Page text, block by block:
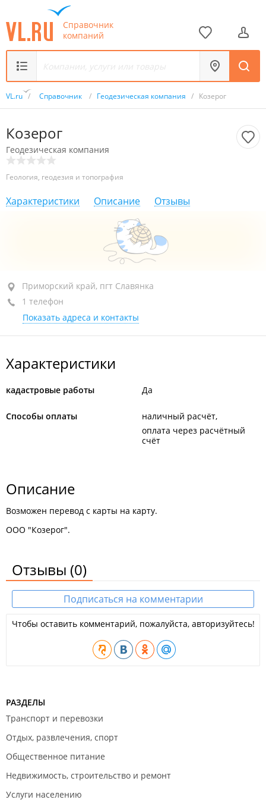
Справочник
компаний
VL.ru / Справочник / Геодезическая компания / Козерог
Козерог
Геодезическая компания
Геология, геодезия и топография
Характеристики Описание Отзывы
Приморский край, пгт Славянка, ул. Ленинская, 64
+7 908 992-61-78
сегодня закрыто
Приморский край, пгт Славянка
1 телефон
Показать адреса и контакты
Характеристики
кадастровые работы Да
Способы оплаты
наличный расчёт
оплата через расчётный
счёт
Описание
Возможен перевод с карты на карту.
ООО "Козерог".
Отзывы (0)
Подписаться на комментарии
Чтобы оставить комментарий, пожалуйста, авторизуйтесь!
РАЗДЕЛЫ
Транспорт и перевозки
Отдых, развлечения, спорт
Общественное питание
Недвижимость, строительство и ремонт
Услуги населению